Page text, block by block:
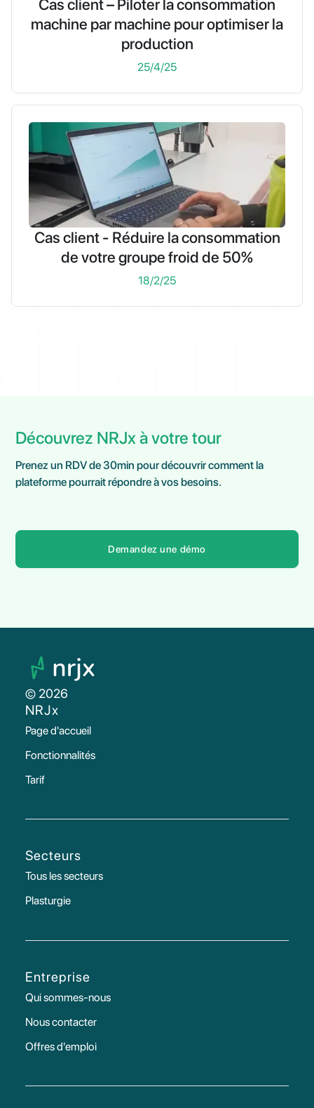
Cas client – Piloter la consommation
machine par machine pour optimiser la
production
25/4/25
Cas client - Réduire la consommation
de votre groupe froid de 50%
18/2/25
Découvrez NRJx à votre tour
Prenez un RDV de 30min pour découvrir comment la
plateforme pourrait répondre à vos besoins.
Demandez une démo
© 2026
NRJx
Page d'accueil
Fonctionnalités
Tarif
Secteurs
Tous les secteurs
Plasturgie
Entreprise
Qui sommes-nous
Nous contacter
Offres d'emploi